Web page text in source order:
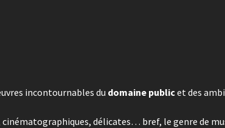
incontournables du domaine publicet des
délicates… bref, le genre de